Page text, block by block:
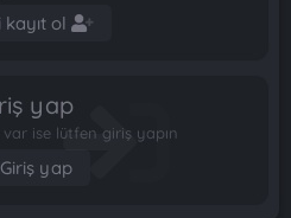
kayıt ol
yap
var ise lütfen giriş yapın
Giriş yap